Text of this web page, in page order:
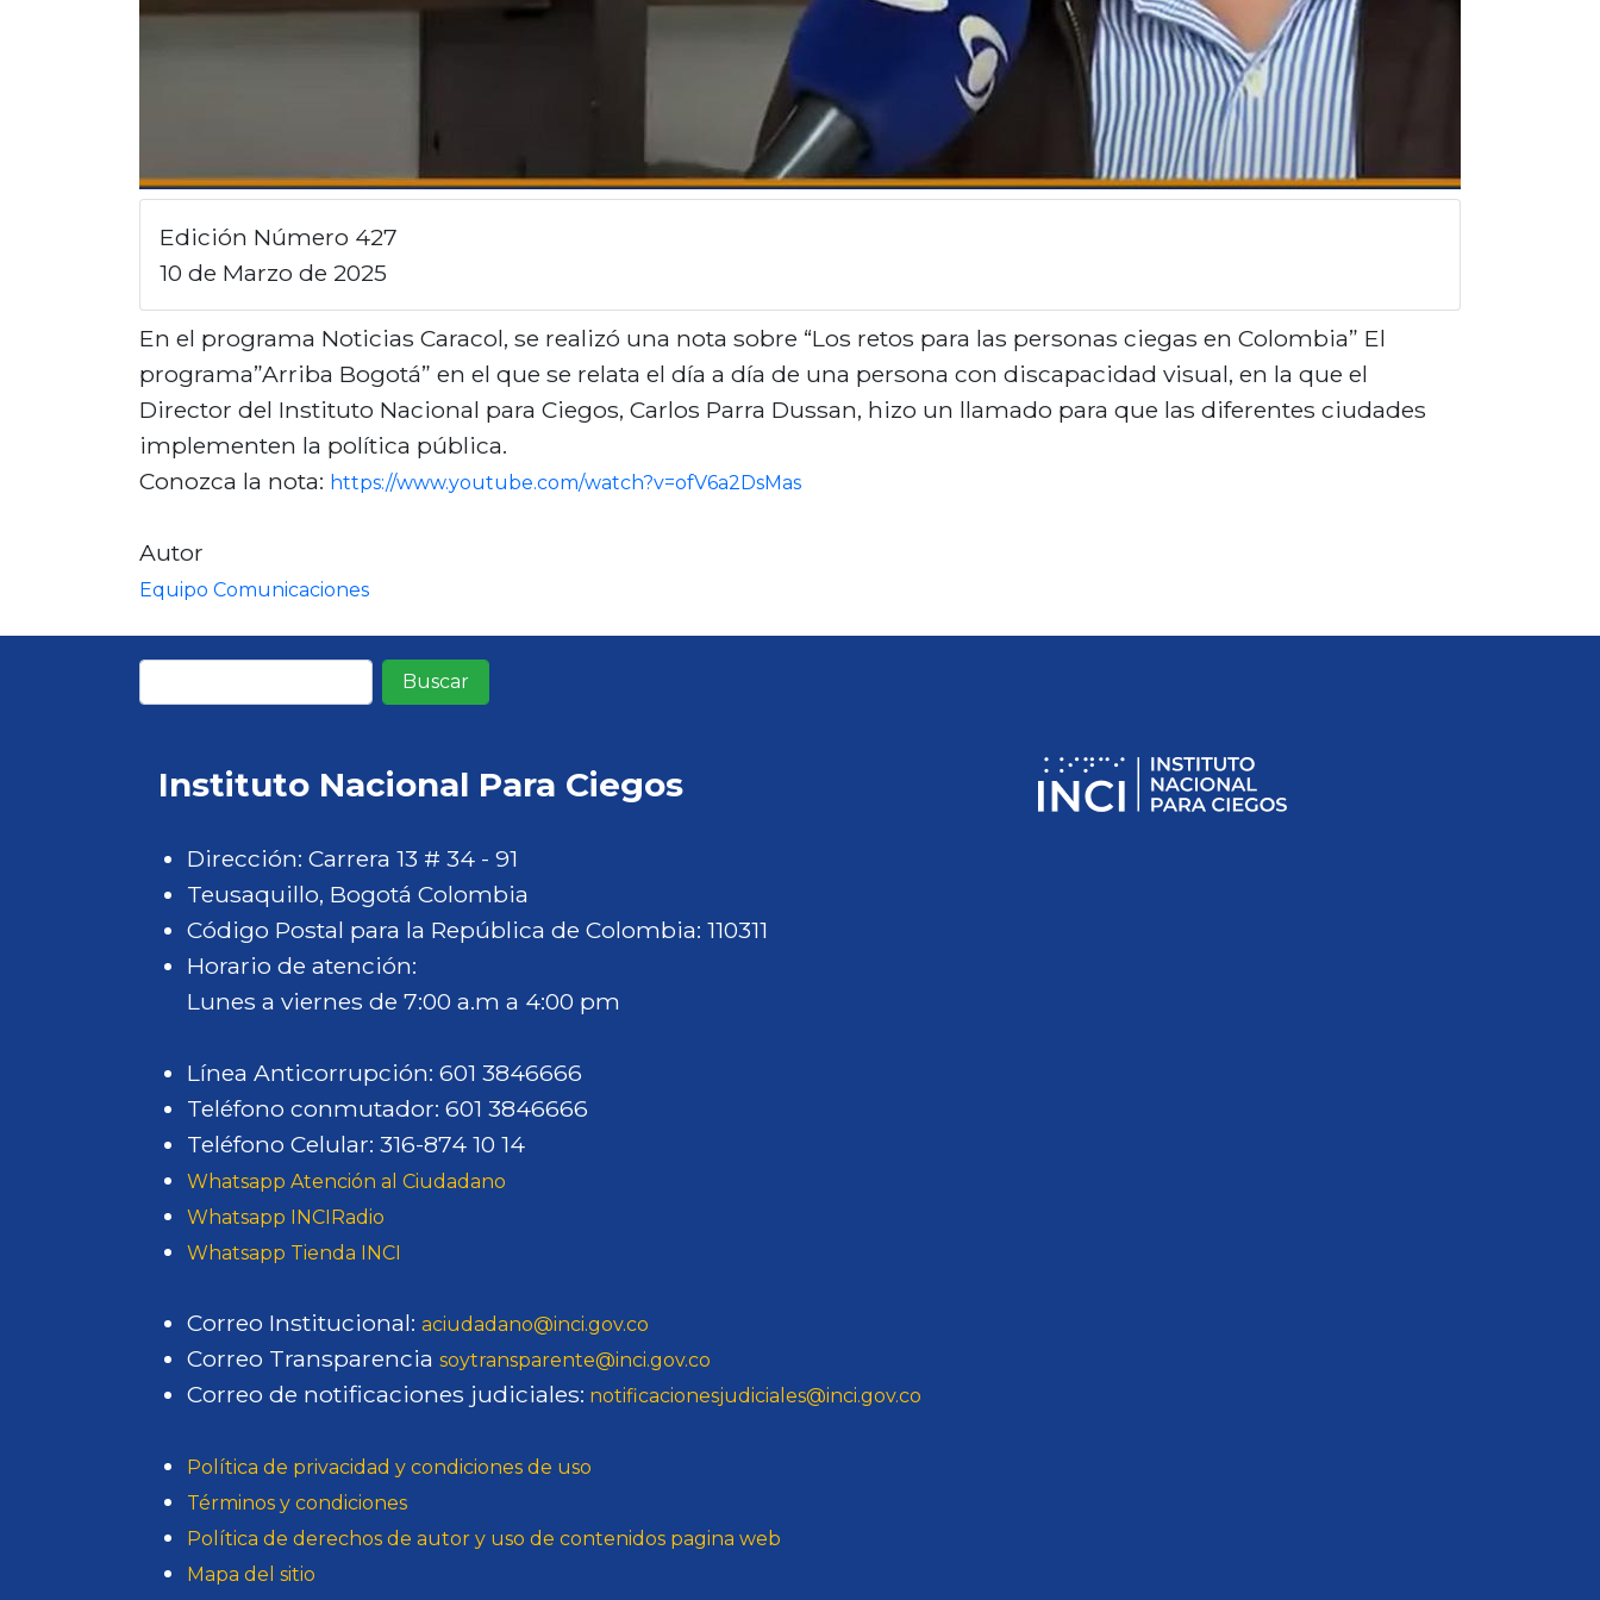
Edición Número 427
10 de Marzo de 2025
En el programa Noticias Caracol, se realizó una nota sobre “Los retos para las personas ciegas en Colombia” El
programa”Arriba Bogotá” en el que se relata el día a día de una persona con discapacidad visual, en la que el
Director del Instituto Nacional para Ciegos, Carlos Parra Dussan, hizo un llamado para que las diferentes ciudades
implementen la política pública.
Conozca la nota: https://www.youtube.com/watch?v=ofV6a2DsMas
Autor
Equipo Comunicaciones
Instituto Nacional Para Ciegos
Dirección: Carrera 13 # 34 - 91
Teusaquillo, Bogotá Colombia
Código Postal para la República de Colombia: 110311
Horario de atención:
Lunes a viernes de 7:00 a.m a 4:00 pm
Línea Anticorrupción: 601 3846666
Teléfono conmutador: 601 3846666
Teléfono Celular: 316-874 10 14
Whatsapp Atención al Ciudadano
Whatsapp INCIRadio
Whatsapp Tienda INCI
Correo Institucional: aciudadano@inci.gov.co
Correo Transparencia soytransparente@inci.gov.co
Correo de notificaciones judiciales: notificacionesjudiciales@inci.gov.co
Política de privacidad y condiciones de uso
Términos y condiciones
Política de derechos de autor y uso de contenidos pagina web
Mapa del sitio